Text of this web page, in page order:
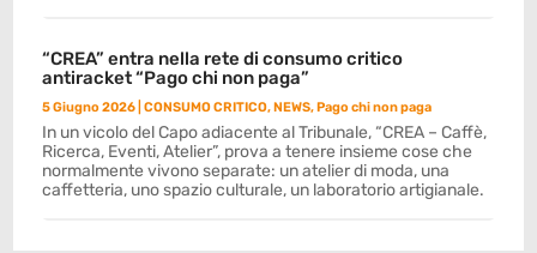
“CREA” entra nella rete di consumo critico
antiracket “Pago chi non paga”
5 Giugno 2026 |CONSUMO CRITICO,NEWS,Pago chi non paga
In un vicolo del Capo adiacente al Tribunale, “CREA – Caffè,
Ricerca, Eventi, Atelier”, prova a tenere insieme cose che
normalmente vivono separate: un atelier di moda, una
caffetteria, uno spazio culturale, un laboratorio artigianale.